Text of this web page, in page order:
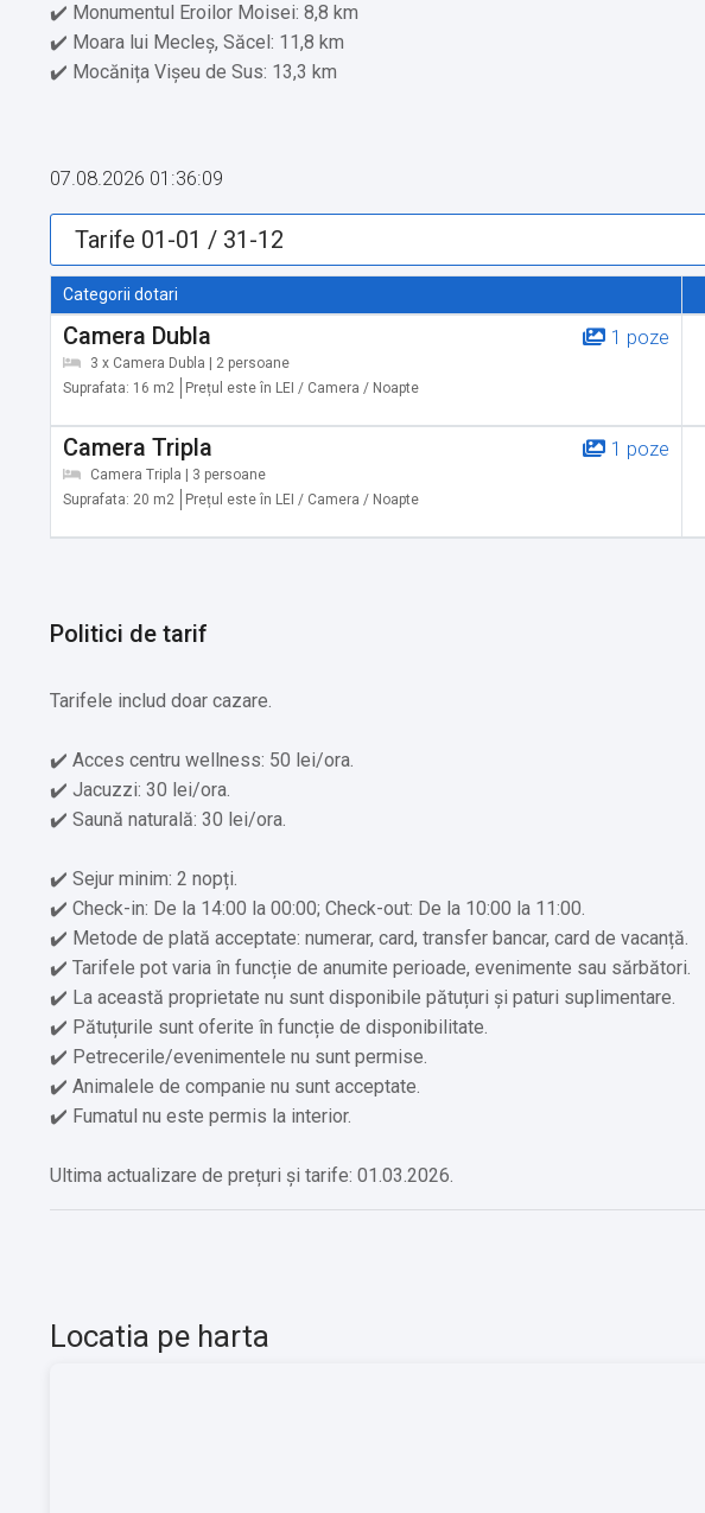
✔️ Monumentul Eroilor Moisei: 8,8 km
✔️ Moara lui Mecleș, Săcel: 11,8 km
✔️ Mocănița Vișeu de Sus: 13,3 km
✔️ Pârtia de Schi Borșa complex: 24,2 km
✔️ Telegondola Borșa, Borșa: 24,2 km
✔️ Pârtia Runc-Ştiol: 25,8 km
✔️ Cascada Cailor, Borșa: 27 km
✔️ Mănăstirea Bârsana, Bârsana: 45,8 km
Servicii suplimentare incluse in pret:
✔️ Etaje superioare accesibile doar pe scări
Alte servicii oferite contra cost:
✔️ Tururi de mers pe jos (Cost suplimentar)
✔️ Off road cu mașină 4x4 (Cost suplimentar)
07.08.2026 01:36:09
Categorii dotari
1 poze
Camera Dubla
3 x Camera Dubla | 2 persoane
Suprafata: 16 m2
Prețul este în LEI / Camera / Noapte
1 poze
Camera Tripla
Camera Tripla | 3 persoane
Suprafata: 20 m2
Prețul este în LEI / Camera / Noapte
Politici de tarif
Tarifele includ doar cazare.
✔️ Acces centru wellness: 50 lei/ora.
✔️ Jacuzzi: 30 lei/ora.
✔️ Saună naturală: 30 lei/ora.
✔️ Sejur minim: 2 nopți.
✔️ Check-in: De la 14:00 la 00:00; Check-out: De la 10:00 la 11:00.
✔️ Metode de plată acceptate: numerar, card, transfer bancar, card de vacanță.
✔️ Tarifele pot varia în funcție de anumite perioade, evenimente sau sărbători.
✔️ La această proprietate nu sunt disponibile pătuțuri și paturi suplimentare.
✔️ Pătuțurile sunt oferite în funcție de disponibilitate.
✔️ Petrecerile/evenimentele nu sunt permise.
✔️ Animalele de companie nu sunt acceptate.
✔️ Fumatul nu este permis la interior.
Ultima actualizare de prețuri și tarife: 01.03.2026.
Locatia pe harta